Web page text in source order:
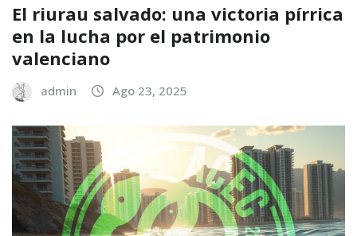
El riurau salvado: una victoria pírrica
en la lucha por el patrimonio
valenciano
admin Ago 23, 2025